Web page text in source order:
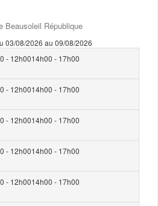
Beausoleil République
03/08/2026 au 09/08/2026
- 12h0014h00 - 17h00
- 12h0014h00 - 17h00
- 12h0014h00 - 17h00
- 12h0014h00 - 17h00
- 12h0014h00 - 17h00